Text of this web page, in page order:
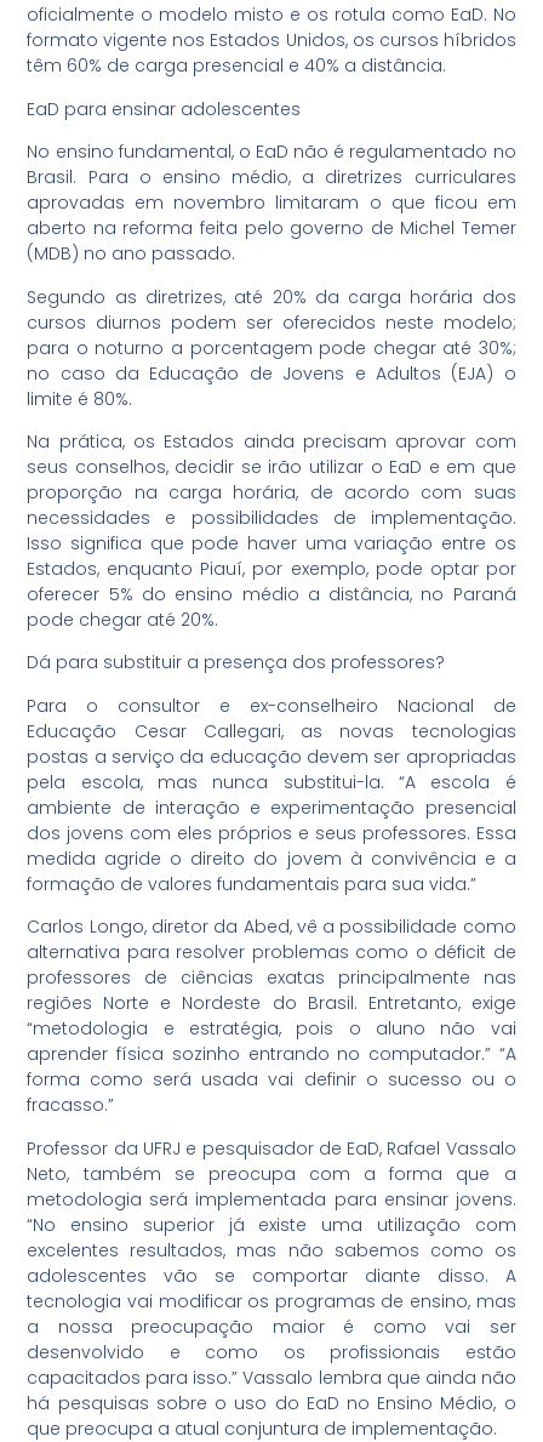
oficialmente o modelo misto e os rotula como EaD. No
formato vigente nos Estados Unidos, os cursos híbridos
têm 60% de carga presencial e 40% a distância.
EaD para ensinar adolescentes
No ensino fundamental, o EaD não é regulamentado no
Brasil. Para o ensino médio, a diretrizes curriculares
aprovadas em novembro limitaram o que ficou em
aberto na reforma feita pelo governo de Michel Temer
(MDB) no ano passado.
Segundo as diretrizes, até 20% da carga horária dos
cursos diurnos podem ser oferecidos neste modelo;
para o noturno a porcentagem pode chegar até 30%;
no caso da Educação de Jovens e Adultos (EJA) o
limite é 80%.
Na prática, os Estados ainda precisam aprovar com
seus conselhos, decidir se irão utilizar o EaD e em que
proporção na carga horária, de acordo com suas
necessidades e possibilidades de implementação.
Isso significa que pode haver uma variação entre os
Estados, enquanto Piauí, por exemplo, pode optar por
oferecer 5% do ensino médio a distância, no Paraná
pode chegar até 20%.
Dá para substituir a presença dos professores?
Para o consultor e ex-conselheiro Nacional de
Educação Cesar Callegari, as novas tecnologias
postas a serviço da educação devem ser apropriadas
pela escola, mas nunca substitui-la. “A escola é
ambiente de interação e experimentação presencial
dos jovens com eles próprios e seus professores. Essa
medida agride o direito do jovem à convivência e a
formação de valores fundamentais para sua vida.”
Carlos Longo, diretor da Abed, vê a possibilidade como
alternativa para resolver problemas como o déficit de
professores de ciências exatas principalmente nas
regiões Norte e Nordeste do Brasil. Entretanto, exige
“metodologia e estratégia, pois o aluno não vai
aprender física sozinho entrando no computador.” “A
forma como será usada vai definir o sucesso ou o
fracasso.”
Professor da UFRJ e pesquisador de EaD, Rafael Vassalo
Neto, também se preocupa com a forma que a
metodologia será implementada para ensinar jovens.
“No ensino superior já existe uma utilização com
excelentes resultados, mas não sabemos como os
adolescentes vão se comportar diante disso. A
tecnologia vai modificar os programas de ensino, mas
a nossa preocupação maior é como vai ser
desenvolvido e como os profissionais estão
capacitados para isso.” Vassalo lembra que ainda não
há pesquisas sobre o uso do EaD no Ensino Médio, o
que preocupa a atual conjuntura de implementação.